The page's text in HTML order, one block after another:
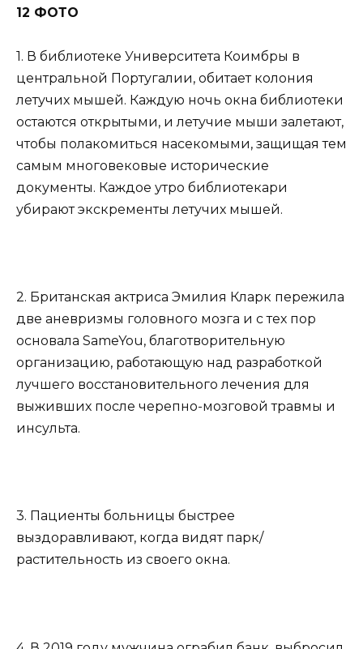
12 ФОТО
1. В библиотеке Университета Коимбры в
центральной Португалии, обитает колония
летучих мышей. Каждую ночь окна библиотеки
остаются открытыми, и летучие мыши залетают,
чтобы полакомиться насекомыми, защищая тем
самым многовековые исторические
документы. Каждое утро библиотекари
убирают экскременты летучих мышей.
2. Британская актриса Эмилия Кларк пережила
две аневризмы головного мозга и с тех пор
основала SameYou, благотворительную
организацию, работающую над разработкой
лучшего восстановительного лечения для
выживших после черепно-мозговой травмы и
инсульта.
3. Пациенты больницы быстрее
выздоравливают, когда видят парк/
растительность из своего окна.